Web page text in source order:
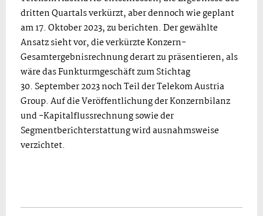
dritten Quartals verkürzt, aber dennoch wie geplant
am 17. Oktober 2023, zu berichten. Der gewählte
Ansatz sieht vor, die verkürzte Konzern-
Gesamtergebnisrechnung derart zu präsentieren, als
wäre das Funkturmgeschäft zum Stichtag
30. September 2023 noch Teil der Telekom Austria
Group. Auf die Veröffentlichung der Konzernbilanz
und -Kapitalflussrechnung sowie der
Segmentberichterstattung wird ausnahmsweise
verzichtet.